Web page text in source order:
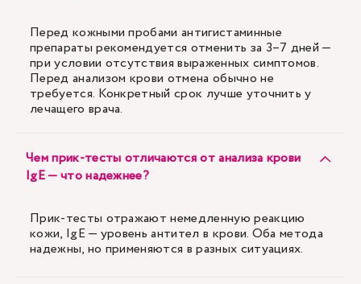
Перед кожными пробами антигистаминные
препараты рекомендуется отменить за 3–7 дней —
при условии отсутствия выраженных симптомов.
Перед анализом крови отмена обычно не
требуется. Конкретный срок лучше уточнить у
лечащего врача.
Чем прик-тесты отличаются от анализа крови
IgE — что надежнее?
Прик-тесты отражают немедленную реакцию
кожи, IgE — уровень антител в крови. Оба метода
надежны, но применяются в разных ситуациях.